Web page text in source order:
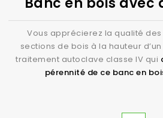
Vous apprécierez la qualité
sections de bois à la hauteur
traitement autoclave classe IV qui
pérennité de ce banc en